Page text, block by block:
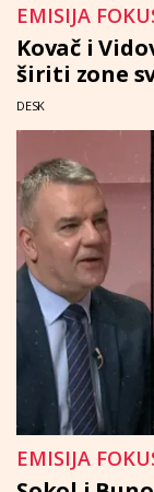
EMISIJA
Kovač i
širiti zone
DESK
EMISIJA